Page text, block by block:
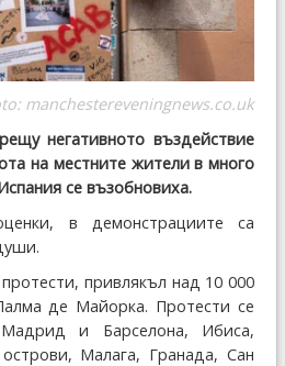
manchestereveningnews.co.uk
негативното въздействие
на местните жители в много
се възобновиха.
в демонстрациите са
привлякъл над 10 000
де Майорка. Протести се
и Барселона, Ибиса,
Малага, Гранада, Сан